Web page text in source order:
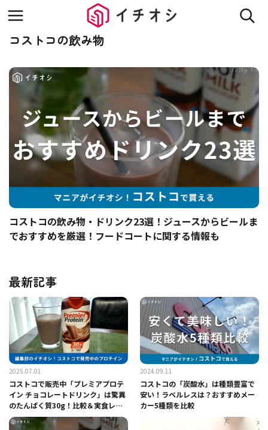
コストコの飲み物
コストコの飲み物・ドリンク23選！ジュースからビールま
でおすすめを厳選！フードコートに関する情報も
最新記事
2025.07.01
コストコで販売中「プレミアプロテ
イン チョコレートドリンク」は驚異
のたんぱく質30g！比較＆実食レビ
ュー、アレンジレシピ
2024.09.11
コストコの「炭酸水」は種類豊富で
安い！ラベルレスは？おすすめメー
カー5種類を比較